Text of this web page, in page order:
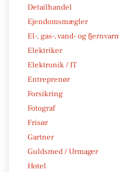
Detailhandel
Ejendomsmægler
El-, gas-, vand- og
Elektriker
Elektronik / IT
Entreprenør
Forsikring
Fotograf
Frisør
Gartner
Guldsmed / Urmager
Hotel